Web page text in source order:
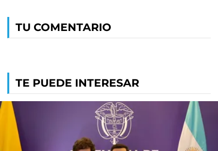
TU COMENTARIO
TE PUEDE INTERESAR